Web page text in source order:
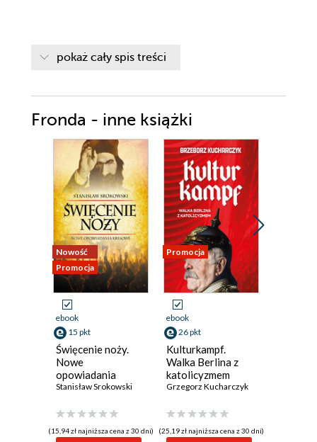
pokaż cały spis treści
Fronda - inne książki
Nowość
Promocja
ebook
15 pkt
Święcenie noży.
Nowe
opowiadania
kresowe
Stanisław Srokowski
(15,94 zł najniższa cena z 30 dni)
Promocja
ebook
26 pkt
Kulturkampf.
Walka Berlina z
katolicyzmem
Grzegorz Kucharczyk
(25,19 zł najniższa cena z 30 dni)